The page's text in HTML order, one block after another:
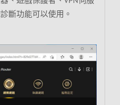
斷功能可以使用。